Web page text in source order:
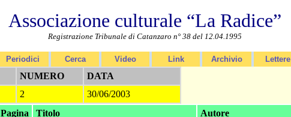
Associazione culturale “La Radice”
Registrazione Tribunale di Catanzaro n° 38 del 12.04.1995
Periodici Cerca Video Link Archivio Lettere
NUMERO
DATA
2
30/06/2003
Pagina Titolo Autore